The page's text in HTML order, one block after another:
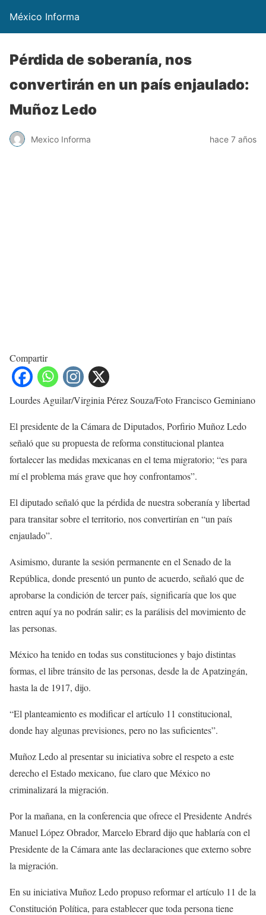
México Informa
Pérdida de soberanía, nos
convertirán en un país enjaulado:
Muñoz Ledo
Mexico Informa hace 7 años
Compartir
Lourdes Aguilar/Virginia Pérez Souza/Foto Francisco Geminiano
El presidente de la Cámara de Diputados, Porfirio Muñoz Ledo
señaló que su propuesta de reforma constitucional plantea
fortalecer las medidas mexicanas en el tema migratorio; “es para
mí el problema más grave que hoy confrontamos”.
El diputado señaló que la pérdida de nuestra soberanía y libertad
para transitar sobre el territorio, nos convertirían en “un país
enjaulado”.
Asimismo, durante la sesión permanente en el Senado de la
República, donde presentó un punto de acuerdo, señaló que de
aprobarse la condición de tercer país, significaría que los que
entren aquí ya no podrán salir; es la parálisis del movimiento de
las personas.
México ha tenido en todas sus constituciones y bajo distintas
formas, el libre tránsito de las personas, desde la de Apatzingán,
hasta la de 1917, dijo.
“El planteamiento es modificar el artículo 11 constitucional,
donde hay algunas previsiones, pero no las suficientes”.
Muñoz Ledo al presentar su iniciativa sobre el respeto a este
derecho el Estado mexicano, fue claro que México no
criminalizará la migración.
Por la mañana, en la conferencia que ofrece el Presidente Andrés
Manuel López Obrador, Marcelo Ebrard dijo que hablaría con el
Presidente de la Cámara ante las declaraciones que externo sobre
la migración.
En su iniciativa Muñoz Ledo propuso reformar el artículo 11 de la
Constitución Política, para establecer que toda persona tiene